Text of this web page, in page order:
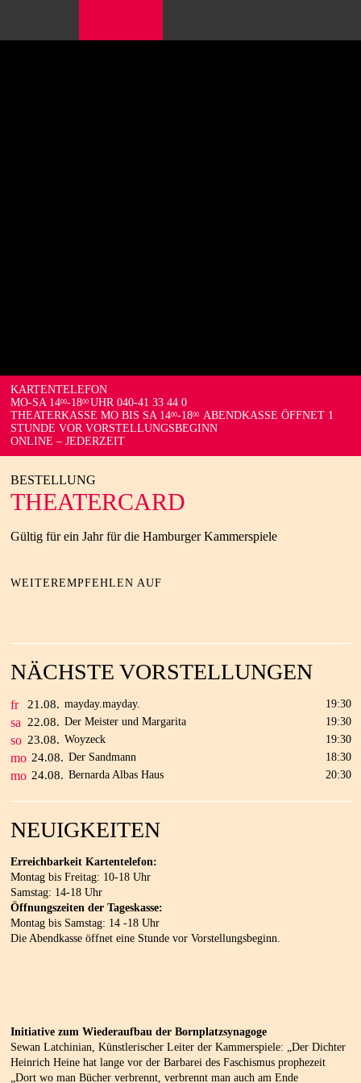
KARTENTELEFON
MO-SA 1400-1800 UHR 040-41 33 44 0
THEATERKASSE MO BIS SA 1400-1800 ABENDKASSE ÖFFNET 1
STUNDE VOR VORSTELLUNGSBEGINN
ONLINE – JEDERZEIT
BESTELLUNG
THEATERCARD
Gültig für ein Jahr für die Hamburger Kammerspiele
WEITEREMPFEHLEN AUF
NÄCHSTE VORSTELLUNGEN
fr 21.08. mayday.mayday. 19:30
sa 22.08. Der Meister und Margarita 19:30
so 23.08. Woyzeck 19:30
mo 24.08. Der Sandmann 18:30
mo 24.08. Bernarda Albas Haus 20:30
NEUIGKEITEN
Erreichbarkeit Kartentelefon:
Montag bis Freitag: 10-18 Uhr
Samstag: 14-18 Uhr
Öffnungszeiten der Tageskasse:
Montag bis Samstag: 14 -18 Uhr
Die Abendkasse öffnet eine Stunde vor Vorstellungsbeginn.
Initiative zum Wiederaufbau der Bornplatzsynagoge
Sewan Latchinian, Künstlerischer Leiter der Kammerspiele: „Der Dichter
Heinrich Heine hat lange vor der Barbarei des Faschismus prophezeit
„Dort wo man Bücher verbrennt, verbrennt man auch am Ende